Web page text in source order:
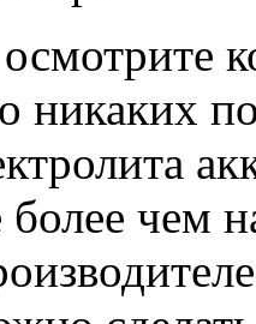
никаких
более чем